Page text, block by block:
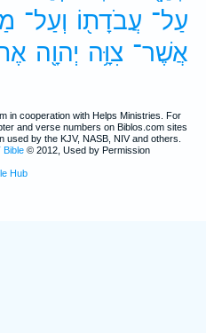
עַל־ עֲבֹדָת֖וֹ וְעַל־
אֲשֶׁר־ צִוָּ֥ה יְהוָ֖ה
in cooperation with Helps Ministries. For
and verse numbers on Biblos.com sites
used by the KJV, NASB, NIV and others.
Bible © 2012, Used by Permission
Hub